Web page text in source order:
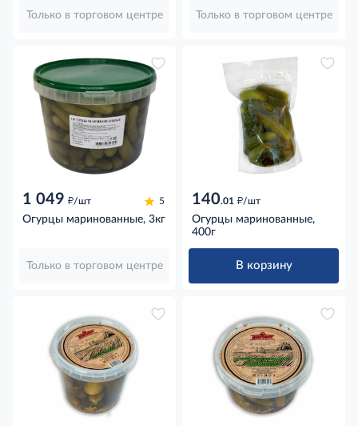
Только в торговом центре Только в торговом центре
1 049 д/шт 5
Огурцы маринованные, 3кг
Только в торговом центре
140.01 д/шт
Огурцы маринованные,
400г
В корзину